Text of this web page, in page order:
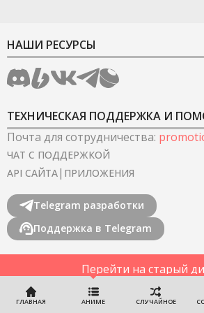
ГЛАВНАЯ АНИМЕ СЛУЧАЙНОЕ
НАШИ РЕСУРСЫ
ТЕХНИЧЕСКАЯ ПОДДЕРЖКА И
Почта для сотрудничества:
ЧАТ С ПОДДЕРЖКОЙ
API САЙТА| ПРИЛОЖЕНИЯ
Telegram разработки
Поддержка в Telegram
Перейти на старый
©2022-2026YummyAnime.Все